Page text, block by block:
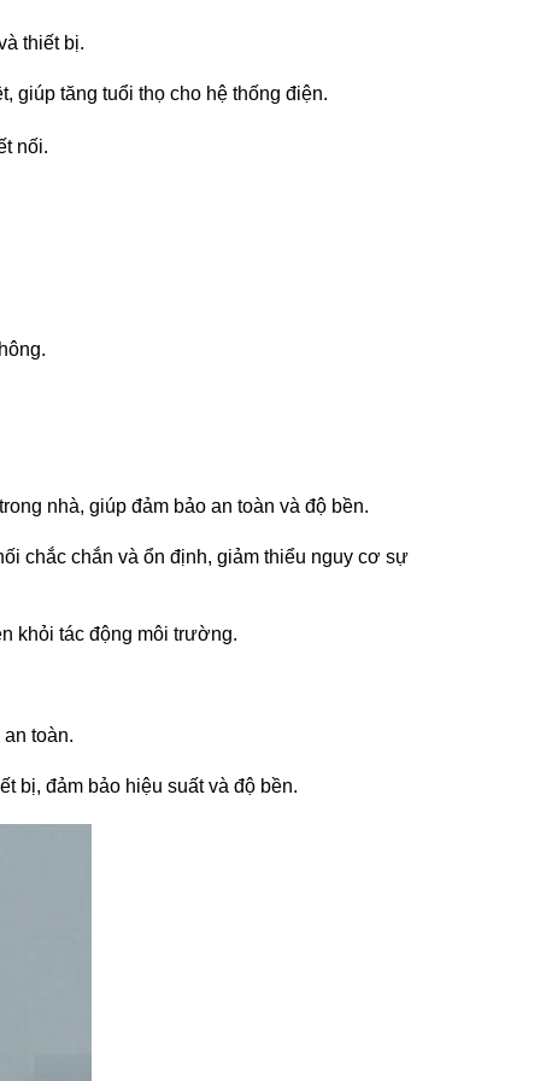
thiết bị.
giúp tăng tuổi thọ cho hệ thống điện.
nối.
nhà, giúp đảm bảo an toàn và độ bền.
chắc chắn và ổn định, giảm thiểu nguy cơ sự
khỏi tác động môi trường.
toàn.
bị, đảm bảo hiệu suất và độ bền.